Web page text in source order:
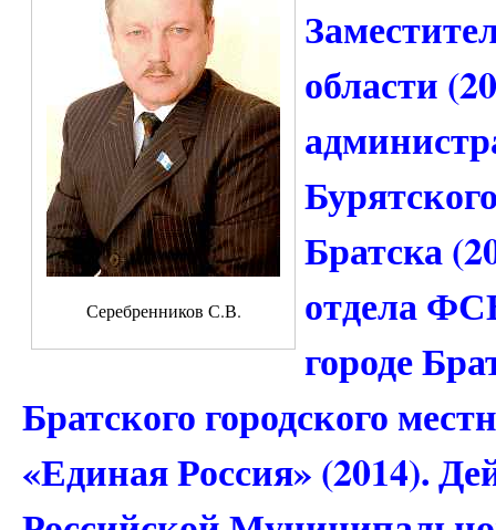
Серебренников С.В.
области
Братска
отдела
городе
Братского городского
«Единая Россия» (2014).